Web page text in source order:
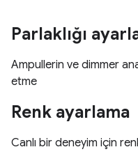
Parlaklığı
Ampullerin ve dimmer
etme
Renk ayarlama
Canlı bir deneyim için